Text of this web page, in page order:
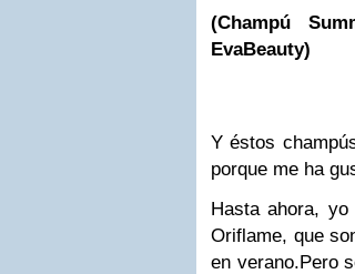
(Champú
EvaBeauty)
Y éstos
porque me ha
Hasta ahora,
Oriflame, que
en verano.Pero